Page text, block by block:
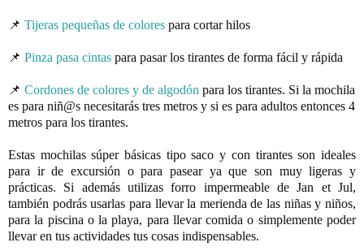
📌 Tijeras pequeñas de colores
📌 Pinza pasa cintas para pasar los tirantes de forma fácil y rápida
📌 Cordones de colores y de algodón para los tirantes. Si la mochila
es para niñ@s necesitarás tres metros y si es para adultos entonces 4
Estas mochilas súper básicas tipo saco y con tirantes son ideales
para ir de excursión o para pasear ya que son muy ligeras y
prácticas. Si además utilizas forro impermeable de Jan et Jul,
también podrás usarlas para llevar la merienda de las niñas y niños,
para la piscina o la playa, para llevar comida o simplemente poder
llevar en tus actividades tus cosas indispensables.